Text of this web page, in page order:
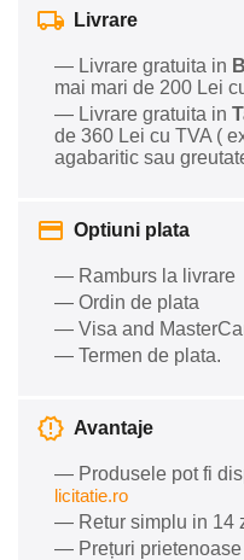
Livrare
— Livrare gratuita in
mai mari de 200 Lei
— Livrare gratuita in
de 360 Lei cu TVA (
agabaritic sau
Optiuni plata
— Ramburs la livrare
— Ordin de plata
— Visa and
— Termen de plata.
Avantaje
— Produsele pot fi
licitatie.ro
— Retur simplu in 14
— Prețuri prietenoase